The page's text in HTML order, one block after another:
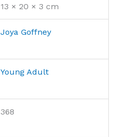
13 × 20 × 3 cm
Joya Goffney
Young Adult
368